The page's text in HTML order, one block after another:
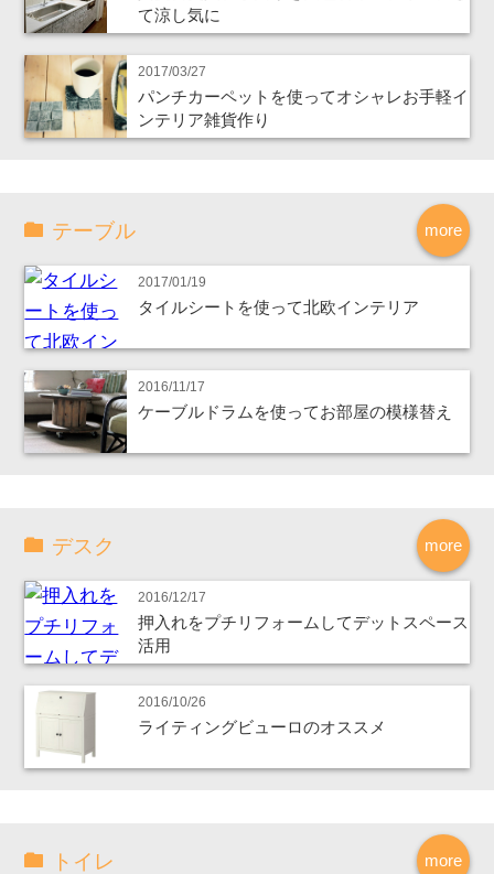
て涼し気に
2017/03/27
パンチカーペットを使ってオシャレお手軽イ
ンテリア雑貨作り
more
テーブル
2017/01/19
タイルシートを使って北欧インテリア
2016/11/17
ケーブルドラムを使ってお部屋の模様替え
more
デスク
2016/12/17
押入れをプチリフォームしてデットスペース
活用
2016/10/26
ライティングビューロのオススメ
more
トイレ